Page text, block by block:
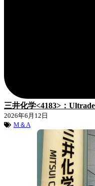
三井化学<4183>：
2026年6月12日
M＆A